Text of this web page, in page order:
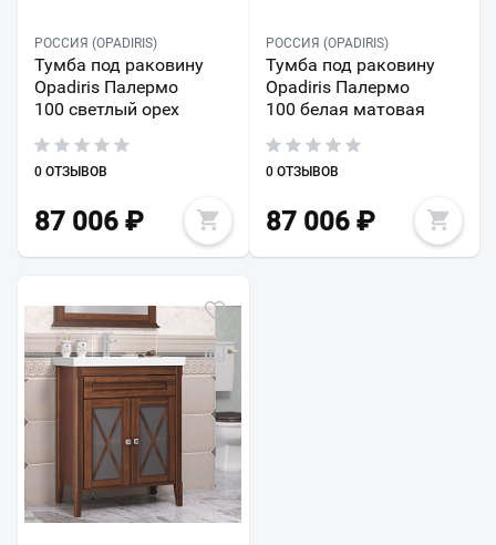
РОССИЯ (OPADIRIS)
Тумба под раковину
Opadiris Палермо
100 светлый орех
0 ОТЗЫВОВ
87 006 ₽
РОССИЯ (OPADIRIS)
Тумба под раковину
Opadiris Палермо
100 белая матовая
0 ОТЗЫВОВ
87 006₽